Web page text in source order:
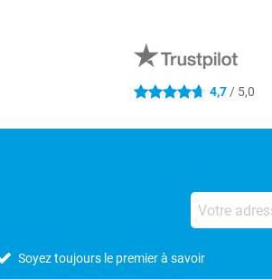
4.7 étoiles 4,7 / 5,0
Soyez toujours le premier à savoir